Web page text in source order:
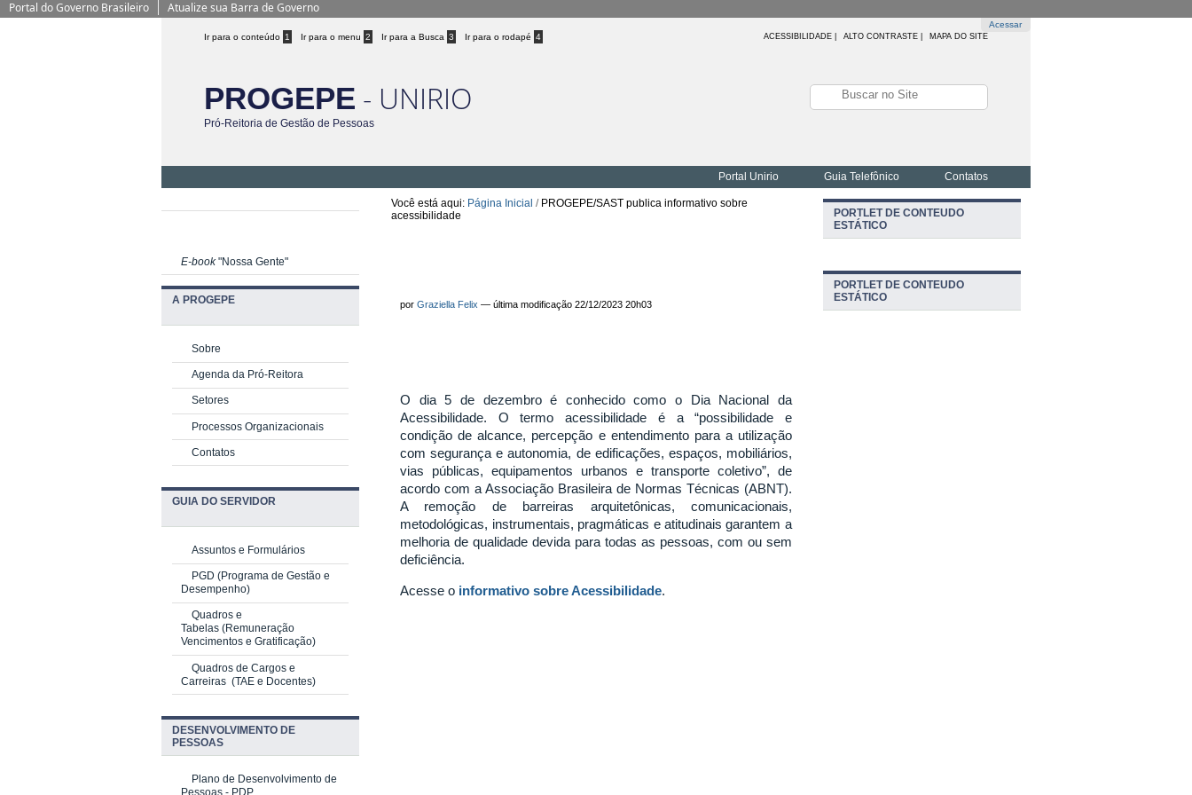
Portal do Governo Brasileiro Atualize sua Barra de Governo
Acessar
Ir para o conteúdo 1 Ir para o menu 2 Ir para a Busca 3 Ir para o rodapé 4 ACESSIBILIDADE ALTO CONTRASTE | MAPA DO SITE
PROGEPE - UNIRIO
Pró-Reitoria de Gestão de Pessoas
Portal Unirio Guia Telefônico Contatos
Você está aqui: Página Inicial / PROGEPE/SAST publica informativo sobre
acessibilidade
porGraziella Felix —última modificação 22/12/2023 20h03
O dia 5 de dezembro é conhecido como o Dia Nacional da
Acessibilidade. O termo acessibilidade é a “possibilidade e
condição de alcance, percepção e entendimento para a utilização
com segurança e autonomia, de edificações, espaços, mobiliários,
vias públicas, equipamentos urbanos e transporte coletivo”, de
acordo com a Associação Brasileira de Normas Técnicas (ABNT).
A remoção de barreiras arquitetônicas, comunicacionais,
metodológicas, instrumentais, pragmáticas e atitudinais garantem a
melhoria de qualidade devida para todas as pessoas, com ou sem
deficiência.
Acesse o informativo sobre Acessibilidade.
E-book"Nossa Gente"
A PROGEPE
Sobre
Agenda da Pró-Reitora
Setores
Processos Organizacionais
Contatos
GUIA DO SERVIDOR
Assuntos e Formulários
PGD (Programa de Gestão e
Desempenho)
Quadros e
Tabelas (Remuneração
Vencimentos e Gratificação)
Quadros de Cargos e
Carreiras (TAE e Docentes)
DESENVOLVIMENTO DE
PESSOAS
Plano de Desenvolvimento de
Pessoas - PDP
PORTLET DE CONTEUDO
ESTÁTICO
PORTLET DE CONTEUDO
ESTÁTICO